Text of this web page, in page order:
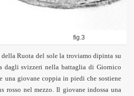
fig.3
Ruota del sole la troviamo dipinta su
dagli svizzeri nella battaglia di Giornico
una giovane coppia in piedi che sostiene
rosso nel mezzo. Il giovane indossa una